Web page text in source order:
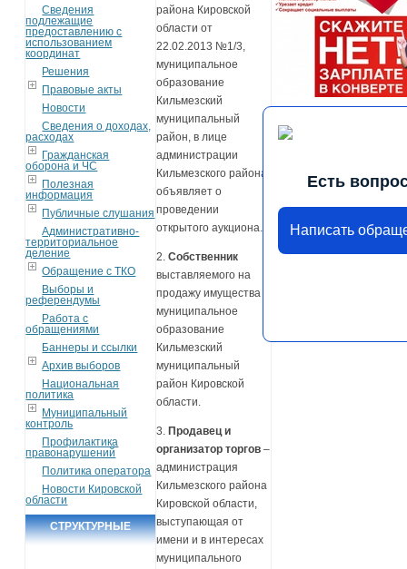
Сведения
подлежащие
предоставлению с
использованием
координат
Решения
Правовые акты
Новости
Сведения о доходах,
расходах
Гражданская
оборона и ЧС
Полезная
информация
Публичные слушания
Административно-
территориальное
деление
Обращение с ТКО
Выборы и
референдумы
Работа с
обращениями
Баннеры и ссылки
Архив выборов
Национальная
политика
Муниципальный
контроль
Профилактика
правонарушений
Политика оператора
Новости Кировской
области
СТРУКТУРНЫЕ
района Кировской
области от
22.02.2013 №1/3,
муниципальное
образование
Кильмезский
муниципальный
район, в лице
администрации
Кильмезского района
объявляет о
проведении
открытого аукциона.
2.Собственник
выставляемого на
продажу имущества –
муниципальное
образование
Кильмезский
муниципальный
район Кировской
области.
3. Продавец и
организатор торгов –
администрация
Кильмезского района
Кировской области,
выступающая от
имени и в интересах
муниципального
Есть
Написать